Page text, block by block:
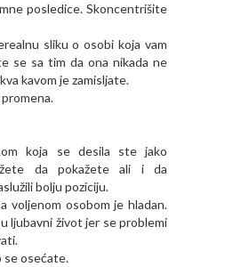
posledice. Skoncentrišite
sliku o osobi koja vam
se sa tim da ona nikada ne
kavom je zamisljate.
koja se desila ste jako
da pokažete ali i da
bolju poziciju.
voljenom osobom je hladan.
ljubavni život jer se problemi
se osećate.